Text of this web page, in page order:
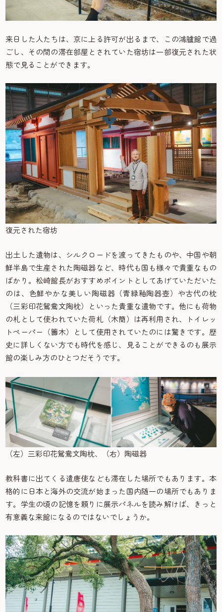
来日した人たちは、京に上る許可が出るまで、この鴻臚館で過
ごし、その間の滞在部屋とされていた宿坊は一部復元された状
態で見ることができます。
復元された宿坊
出土した遺物は、シルクロードを渡ってきたものや、中国や朝
鮮半島で生産された陶磁器など、時代も国も様々で貴重なもの
ばかり。松崎館長がおすすめポイントとしてあげていただいた
のは、色鮮やかな美しい陶磁器（青緑釉陶器壺）や古代の枕
（三彩印花鴛鴦文陶枕）といった貴重な遺物です。他にも荷物
の札として使われていた荷札（木簡）は再利用され、トイレッ
トペーパー（籌木）として使用されていたのには驚きです。歴
史に詳しくない方でも時代を感じ、見ることができるのも展示
館の楽しみ方のひとつだそうです。
（左）三彩印花鴛鴦文陶枕、（右）陶磁器
教科書に出てくる遣唐使なども滞在した場所でもあります。本
格的に日本と海外の交流が始まった国内随一の場所でもありま
す。学生の頃の記憶を頼りに展示パネルを読み解けば、きっと
有意義な来館になるのではないでしょうか。